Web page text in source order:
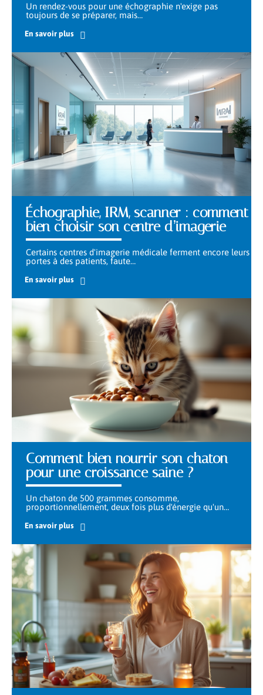
Un rendez-vous pour une échographie n'exige pas
toujours de se préparer, mais…
En savoir plus
Échographie, IRM, scanner : comment
bien choisir son centre d’imagerie
Certains centres d'imagerie médicale ferment encore leurs
portes à des patients, faute…
En savoir plus
Comment bien nourrir son chaton
pour une croissance saine ?
Un chaton de 500 grammes consomme,
proportionnellement, deux fois plus d'énergie qu'un…
En savoir plus